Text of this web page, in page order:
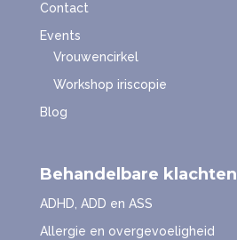
Contact
Events
Vrouwencirkel
Workshop iriscopie
Blog
Behandelbare klachten
ADHD, ADD en ASS
Allergie en overgevoeligheid